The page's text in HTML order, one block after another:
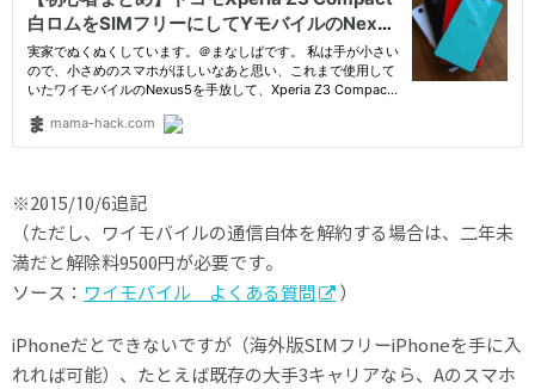
※2015/10/6追記
（ただし、ワイモバイルの通信自体を解約する場合は、二年未
満だと解除料9500円が必要です。
ソース： ワイモバイル よくある質問 ）
iPhoneだとできないですが（海外版SIMフリーiPhoneを手に入
れれば可能）、たとえば既存の大手3キャリアなら、Aのスマホ